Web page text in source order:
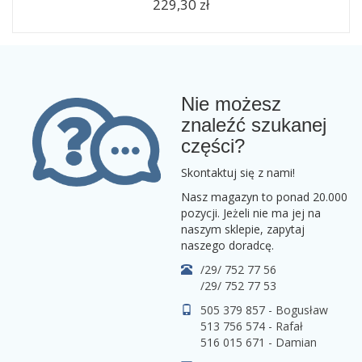
229,30 zł
Nie możesz
znaleźć szukanej
części?
Skontaktuj się z nami!
Nasz magazyn to ponad 20.000
pozycji. Jeżeli nie ma jej na
naszym sklepie, zapytaj
naszego doradcę.
/29/ 752 77 56
/29/ 752 77 53
505 379 857 - Bogusław
513 756 574 - Rafał
516 015 671 - Damian